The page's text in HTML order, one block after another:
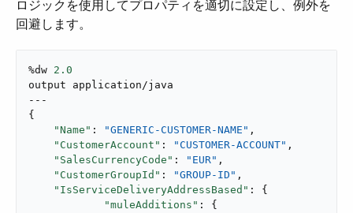
ロジックを使用してプロパティを適切に設定し、例外を
回避します。
%dw 2.0
output application/java
---
{
"Name" : "GENERIC-CUSTOMER-NAME" ,
"CustomerAccount" : "CUSTOMER-ACCOUNT" ,
"SalesCurrencyCode" : "EUR" ,
"CustomerGroupId" : "GROUP-ID" ,
"IsServiceDeliveryAddressBased" : {
"muleAdditions" : {